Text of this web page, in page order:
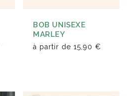
BOB UNISEXE
MARLEY
à partir de 15,90 €